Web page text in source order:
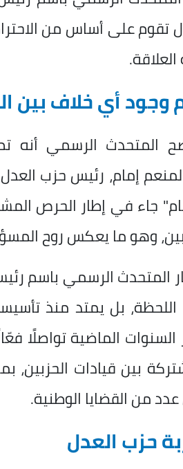
تقوم على أساس من
وجود أي خلاف بين
المتحدث الرسمي أنه
إمام، رئيس حزب
جاء في إطار الحرص
وهو ما يعكس روح
المتحدث الرسمي باسم
السنوات الماضية تواصلًا
بين قيادات
من القضايا الوطنية.
حزب العدل